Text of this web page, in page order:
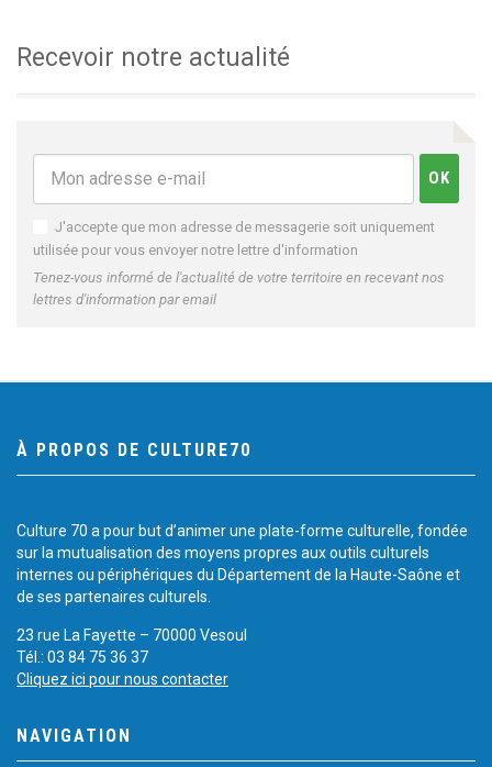
Recevoir notre actualité
J'accepte que mon adresse de messagerie soit uniquement
utilisée pour vous envoyer notre lettre d'information
Tenez-vous informé de l'actualité de votre territoire en recevant nos
lettres d'information par email
À PROPOS DE CULTURE70
Culture 70 a pour but d’animer une plate-forme culturelle, fondée
sur la mutualisation des moyens propres aux outils culturels
internes ou périphériques du Département de la Haute-Saône et
de ses partenaires culturels.
23 rue La Fayette – 70000 Vesoul
Tél.: 03 84 75 36 37
Cliquez ici pour nous contacter
NAVIGATION